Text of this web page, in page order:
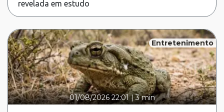
revelada em estudo
Entretenimento
01/08/2026 22:01|3 min